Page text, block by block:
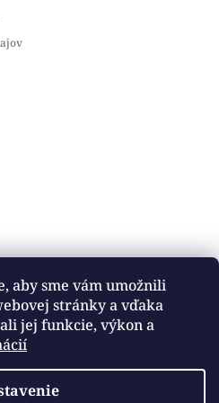
aby sme vám umožnili
stránky a vďaka
jej funkcie, výkon a